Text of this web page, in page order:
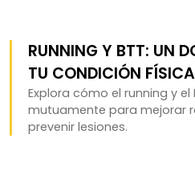
RUNNING Y BTT: UN
TU CONDICIÓN
Explora cómo el running y
mutuamente para mejorar
prevenir lesiones.